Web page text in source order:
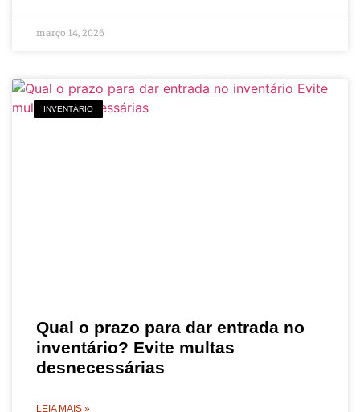
março 14, 2026
INVENTÁRIO
Qual o prazo para dar entrada no
inventário? Evite multas
desnecessárias
LEIA MAIS »